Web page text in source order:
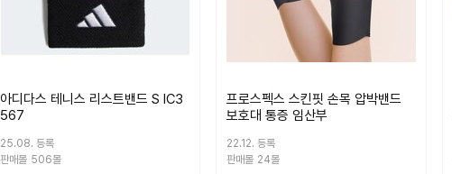
아디다스 테니스 리스트밴드 S IC3
567
25.08. 등록
판매몰 506몰
프로스펙스 스킨핏 손목 압박밴드
보호대 통증 임산부
22.12. 등록
판매몰 24몰